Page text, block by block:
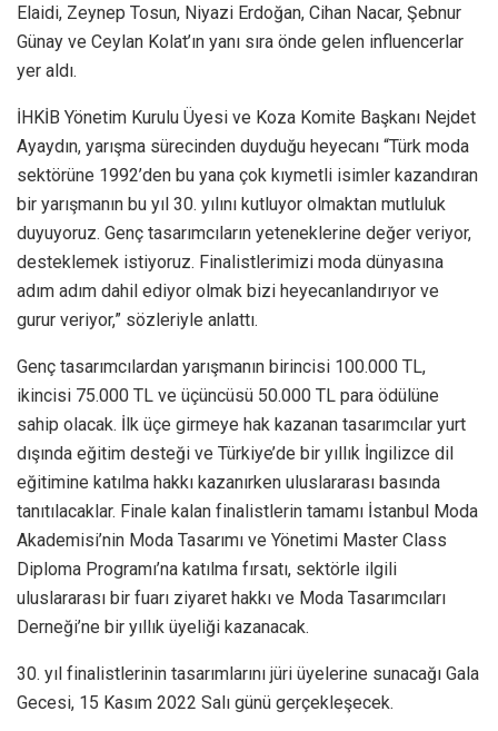
Elaidi, Zeynep Tosun, Niyazi Erdoğan, Cihan Nacar, Şebnur
Günay ve Ceylan Kolat’ın yanı sıra önde gelen influencerlar
yer aldı.
İHKİB Yönetim Kurulu Üyesi ve Koza Komite Başkanı Nejdet
Ayaydın, yarışma sürecinden duyduğu heyecanı “Türk moda
sektörüne 1992’den bu yana çok kıymetli isimler kazandıran
bir yarışmanın bu yıl 30. yılını kutluyor olmaktan mutluluk
duyuyoruz. Genç tasarımcıların yeteneklerine değer veriyor,
desteklemek istiyoruz. Finalistlerimizi moda dünyasına
adım adım dahil ediyor olmak bizi heyecanlandırıyor ve
gurur veriyor,” sözleriyle anlattı.
Genç tasarımcılardan yarışmanın birincisi 100.000 TL,
ikincisi 75.000 TL ve üçüncüsü 50.000 TL para ödülüne
sahip olacak. İlk üçe girmeye hak kazanan tasarımcılar yurt
dışında eğitim desteği ve Türkiye’de bir yıllık İngilizce dil
eğitimine katılma hakkı kazanırken uluslararası basında
tanıtılacaklar. Finale kalan finalistlerin tamamı İstanbul Moda
Akademisi’nin Moda Tasarımı ve Yönetimi Master Class
Diploma Programı’na katılma fırsatı, sektörle ilgili
uluslararası bir fuarı ziyaret hakkı ve Moda Tasarımcıları
Derneği’ne bir yıllık üyeliği kazanacak.
30. yıl finalistlerinin tasarımlarını jüri üyelerine sunacağı Gala
Gecesi, 15 Kasım 2022 Salı günü gerçekleşecek.